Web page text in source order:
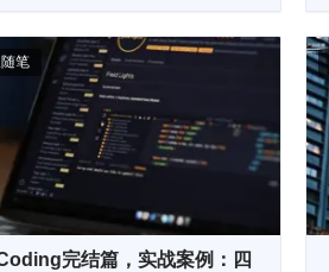
笔
完结篇，实战案例：四